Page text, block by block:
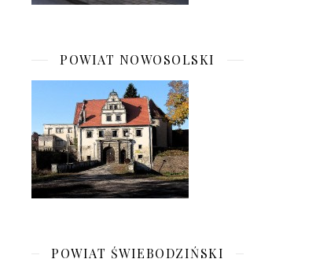
POWIAT NOWOSOLSKI
POWIAT ŚWIEBODZIŃSKI